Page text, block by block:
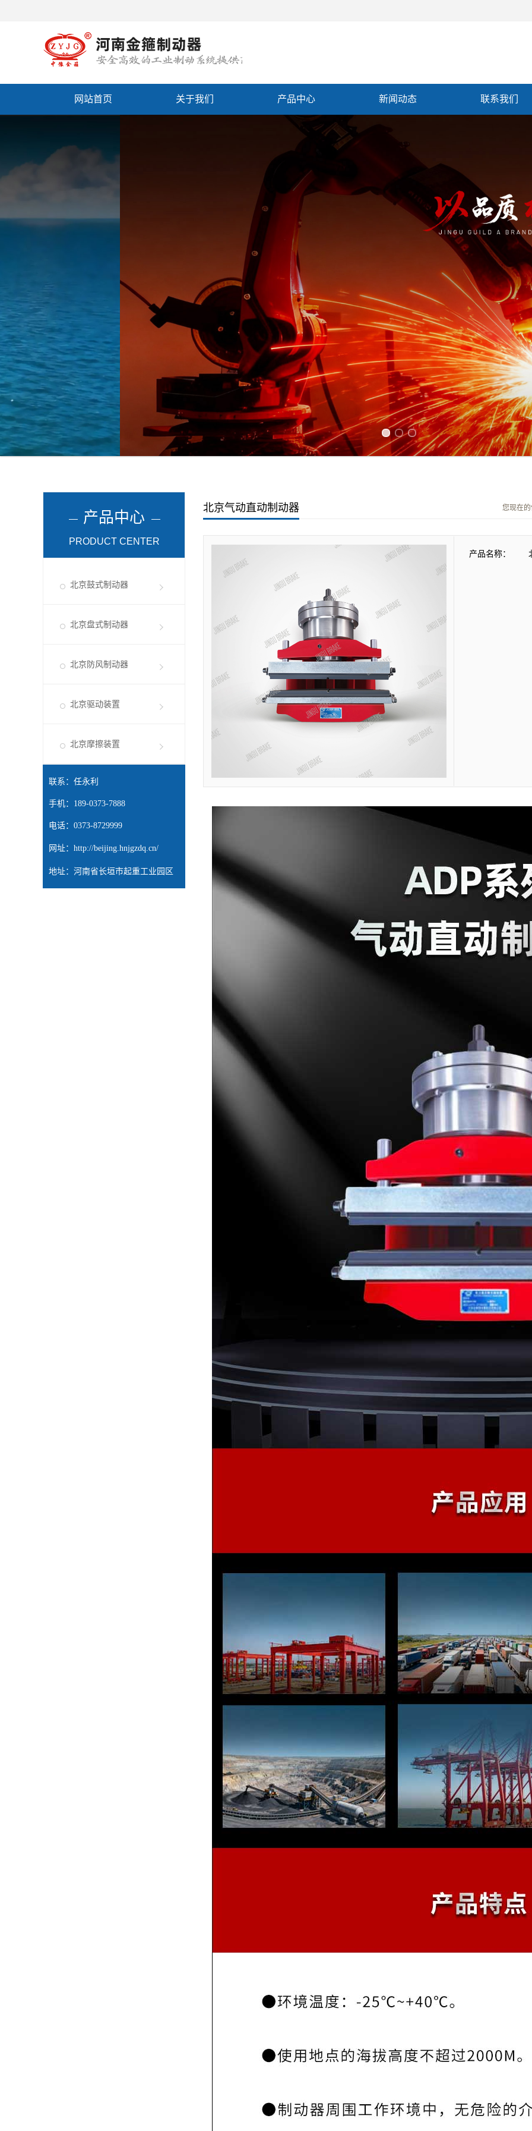
网站首页 关于我们 产品中心 新闻动态 联系我们
产品中心
PRODUCT CENTER
北京鼓式制动器
北京盘式制动器
北京防风制动器
北京驱动装置
北京摩擦装置
联系：任永利
手机：189-0373-7888
电话：0373-8729999
网址： http://beijing.hnjgzdq.cn/
地址：河南省长垣市起重工业园区
北京气动直动制动器 您现在
产品名称：